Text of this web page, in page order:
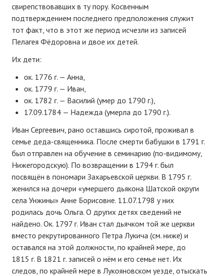
свирепствовавших в ту пору. Косвенным
подтверждением последнего предположения служит
тот факт, что в этот же период исчезли из записей
Пелагея Фёдоровна и двое их детей.
Их дети:
ок. 1776 г. — Анна,
ок. 1779 г. — Иван,
ок. 1782 г. — Василий (умер до 1790 г.),
17.09.1784 — Надежда (умерла до 1790 г.).
Иван Сергеевич, рано оставшись сиротой, проживал в
семье деда-священника. После смерти бабушки в 1791 г.
был отправлен на обучение в семинарию (по-видимому,
Нижегородскую). По возвращении в 1794 г. был
посвящён в пономари Захарьевской церкви. В 1795 г.
женился на дочери «умершего дьякона Шатской округи
села Унжины» Анне Борисовне. 11.07.1798 у них
родилась дочь Ольга. О других детях сведений не
найдено. Ок. 1797 г. Иван стал дьячком той же церкви
вместо рекрутированного Петра Лукича (см. ниже) и
оставался на этой должности, по крайней мере, до
1815 г. В 1821 г. записей о нём и его семье нет. Их
следов, по крайней мере в Лукояновском уезде, отыскать